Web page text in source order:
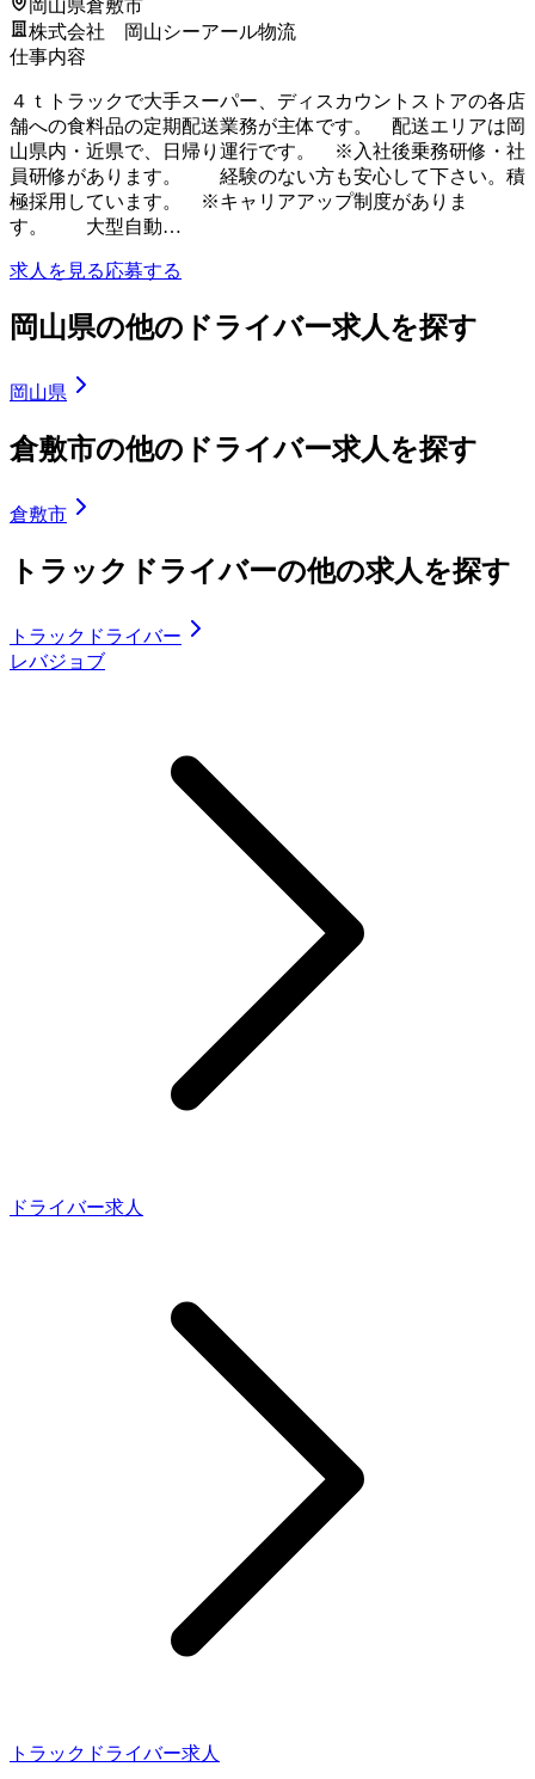
岡山県倉敷市
株式会社 岡山シーアール物流
仕事内容
４ｔトラックで大手スーパー、ディスカウントストアの各店
舗への食料品の定期配送業務が主体です。 配送エリアは岡
山県内・近県で、日帰り運行です。 ※入社後乗務研修・社
員研修があります。 経験のない方も安心して下さい。積
極採用しています。 ※キャリアアップ制度がありま
す。 大型自動…
求人を見る応募する
岡山県の他のドライバー求人を探す
岡山県
倉敷市の他のドライバー求人を探す
倉敷市
トラックドライバーの他の求人を探す
トラックドライバー
レバジョブ
ドライバー求人
トラックドライバー求人